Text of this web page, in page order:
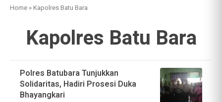
Home »Kapolres Batu Bara
Kapolres Batu Bara
Polres Batubara Tunjukkan
Solidaritas, Hadiri Prosesi Duka
Bhayangkari